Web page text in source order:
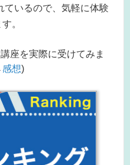
ているので、気軽に体験
。
座を実際に受けてみま
感想)